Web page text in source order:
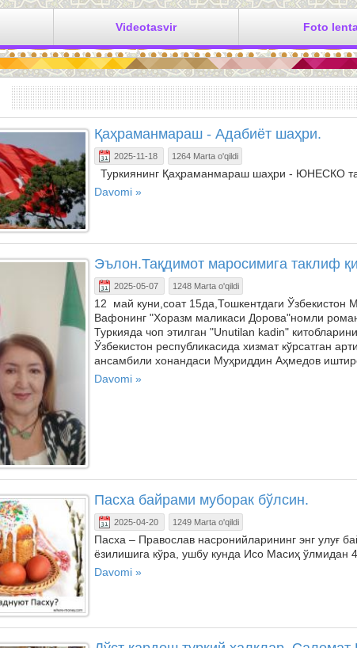
Videotasvir Foto
Қаҳраманмараш - Адабиёт шаҳри.
2025-11-18 1264 Marta o'qildi
Туркиянинг Қаҳраманмараш шаҳри - ЮНЕСКО
Davomi »
Эълон.Тақдимот маросимига таклиф
2025-05-07 1248 Marta o'qildi
12 май куни,соат 15да,Тошкентдаги Ўзбекистон
Вафонинг "Хоразм маликаси Дорова"номли
Туркияда чоп этилган "Unutilan kadin"
Ўзбекистон республикасида хизмат кўрсатган
ансамбили хонандаси Муҳриддин Аҳмедов
Davomi »
Пасха байрами муборак бўлсин.
2025-04-20 1249 Marta o'qildi
Пасха – Православ насронийларининг энг улуғ
ёзилишига кўра, ушбу кунда Исо Масиҳ ўлмидан
Davomi »